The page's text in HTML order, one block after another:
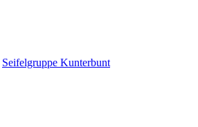
Seifelgruppe Kunterbunt